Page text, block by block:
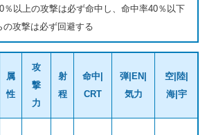
％以上の攻撃は必ず命中し、命中率40％以下
の攻撃は必ず回避する
属
性
攻
撃
力
射
程
命中|
CRT
弾|EN|
気力
空|陸|
海|宇